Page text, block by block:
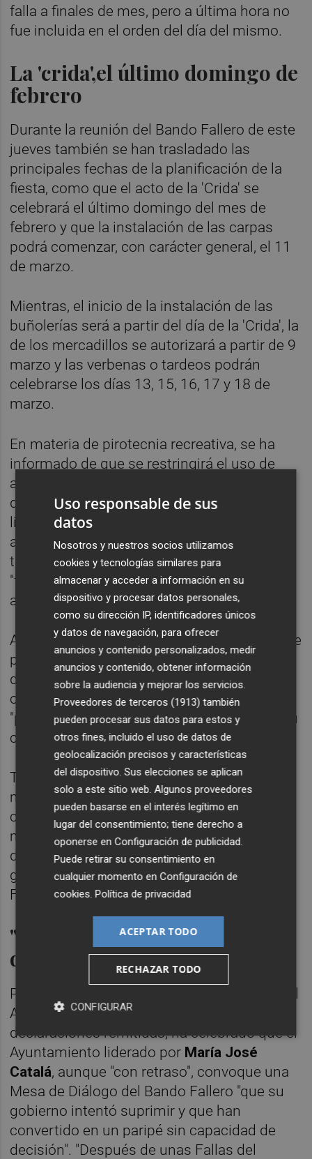
falla a finales de mes, pero a última hora no
fue incluida en el orden del día del mismo.
La 'crida',el último domingo de
febrero
Durante la reunión del Bando Fallero de este
jueves también se han trasladado las
principales fechas de la planificación de la
fiesta, como que el acto de la 'Crida' se
celebrará el último domingo del mes de
febrero y que la instalación de las carpas
podrá comenzar, con carácter general, el 11
de marzo.
Mientras, el inicio de la instalación de las
buñolerías será a partir del día de la 'Crida', la
de los mercadillos se autorizará a partir de 9
marzo y las verbenas o tardeos podrán
celebrarse los días 13, 15, 16, 17 y 18 de
marzo.
En materia de pirotecnia recreativa, se ha
informado de que se restringirá el uso de
artefactos pirotécnicos de categoría F3 en
determinados horarios nocturnos. Esta
limitación, concretan desde el consistorio,
afectará tanto a las fuentes como a los
truenos detonantes, con el objetivo de
"favorecer el descanso vecinal sin renunciar
a la tradición pirotécnica de las Fallas".
Asimismo, en la reunión se ha recordado que
para las Fallas de 2027 desaparecerán las
denominadas mojiterías, una medida
orientada, según el Ayuntamiento, a
"preservar la imagen de la fiesta y reforzar su
carácter tradicional y cultural".
Todas estas medidas, han incidido fuentes
municipales, forman parte del proceso de
coordinación entre los distintos servicios
municipales y las entidades representativas
del mundo fallero, vecinal y social para
garantizar "el correcto desarrollo de las
Fallas de 2027".
"Paripé sin capacidad de
decisión"
Por su parte, el concejal de Compromís en el
Ayuntamiento de València
declaraciones remitidas, ha celebrado que el
Ayuntamiento liderado por María José
Catalá, aunque "con retraso", convoque una
Mesa de Diálogo del Bando Fallero "que su
gobierno intentó suprimir y que han
convertido en un paripé sin capacidad de
decisión". "Después de unas Fallas del
Uso responsable de sus
datos
Nosotros y nuestros socios utilizamos
cookies y tecnologías similares para
almacenar y acceder a información en su
dispositivo y procesar datos personales,
como su dirección IP, identificadores únicos
y datos de navegación, para ofrecer
anuncios y contenido personalizados, medir
anuncios y contenido, obtener información
sobre la audiencia y mejorar los servicios.
Proveedores de terceros (1913) también
pueden procesar sus datos para estos y
otros fines, incluido el uso de datos de
geolocalización precisos y características
del dispositivo. Sus elecciones se aplican
solo a este sitio web. Algunos proveedores
pueden basarse en el interés legítimo en
lugar del consentimiento; tiene derecho a
oponerse enConfiguración de publicidad
Puede retirar su consentimiento en
cualquier momento enConfiguración de
cookies .Política de privacidad
ACEPTAR TODO
RECHAZAR TODO
CONFIGURAR